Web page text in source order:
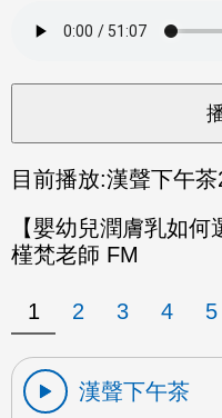
目前播放:漢聲下午茶
【嬰幼兒潤膚乳如
槿梵老師 FM
1 2 3 4 5
漢聲下午茶